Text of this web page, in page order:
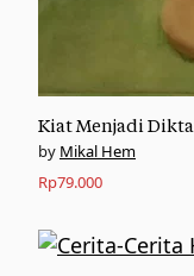
Kiat Menjadi
Mikal Hem
Rp79.000